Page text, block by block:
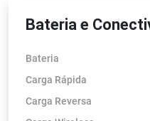
Bateria e
Bateria
Carga Rápida
Carga Reversa